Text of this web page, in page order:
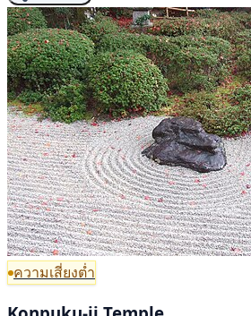
ความเสี่ยงต่ำ